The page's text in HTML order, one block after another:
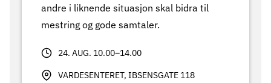
andre i liknende situasjon skal bidra til
mestring og gode samtaler.
24. AUG. 10.00–14.00
VARDESENTERET, IBSENSGATE 118